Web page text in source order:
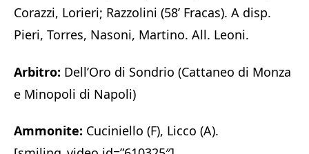
Corazzi, Lorieri; Razzolini (58’ Fracas). A disp.
Pieri, Torres, Nasoni, Martino. All. Leoni.
Arbitro: Dell’Oro di Sondrio (Cattaneo di Monza
e Minopoli di Napoli)
Ammonite: Cuciniello (F), Licco (A).